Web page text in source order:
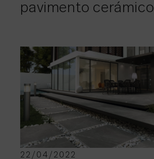
pavimento cerámico
22/04/2022